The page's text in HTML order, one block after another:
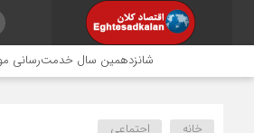
شانزدهمین سال خدمت‌رسانی
خانه اجتماعی